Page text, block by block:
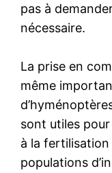
pas à
nécessaire.
La prise en
même
sont utiles
à la
populations